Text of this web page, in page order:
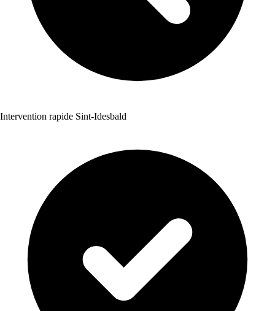
Intervention rapide Sint-Idesbald